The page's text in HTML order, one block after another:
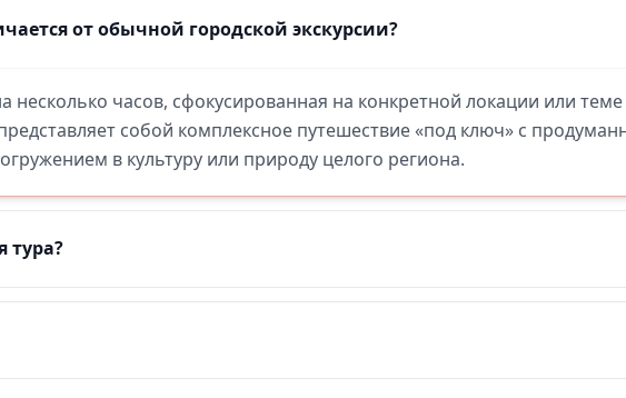
от обычной городской экскурсии?
несколько часов, сфокусированная на конкретной локации или
собой комплексное путешествие «под ключ» с
в культуру или природу целого региона.
тура?